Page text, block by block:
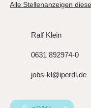
Alle Stellenanzeigen
Ralf Klein
0631 892974-0
jobs-kl@iperdi.de